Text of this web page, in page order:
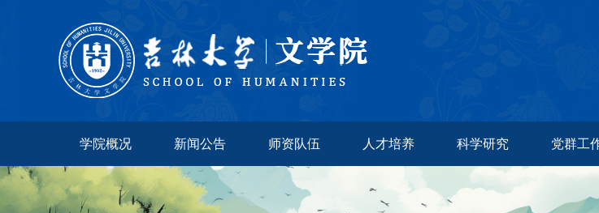
学院概况 新闻公告 师资队伍 人才培养 科学研究 党群工